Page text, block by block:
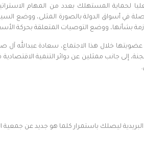
لحماية المستهلك بعدد من المهام
في أسواق الدولة بالصورة المثلى، ووضع
بشأنها، ووضع التوصيات المتعلقة بحركة
خلال هذا الاجتماع، سعادة عبدالله آل
إلى جانب ممثلين عن دوائر التنمية
ليصلك باستمرار كلما هو جديد عن